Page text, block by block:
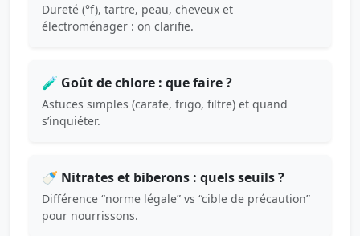
Dureté (°f), tartre, peau, cheveux et
électroménager : on clarifie.
🧪 Goût de chlore : que faire ?
Astuces simples (carafe, frigo, filtre) et quand
s’inquiéter.
🍼 Nitrates et biberons : quels seuils ?
Différence “norme légale” vs “cible de précaution”
pour nourrissons.